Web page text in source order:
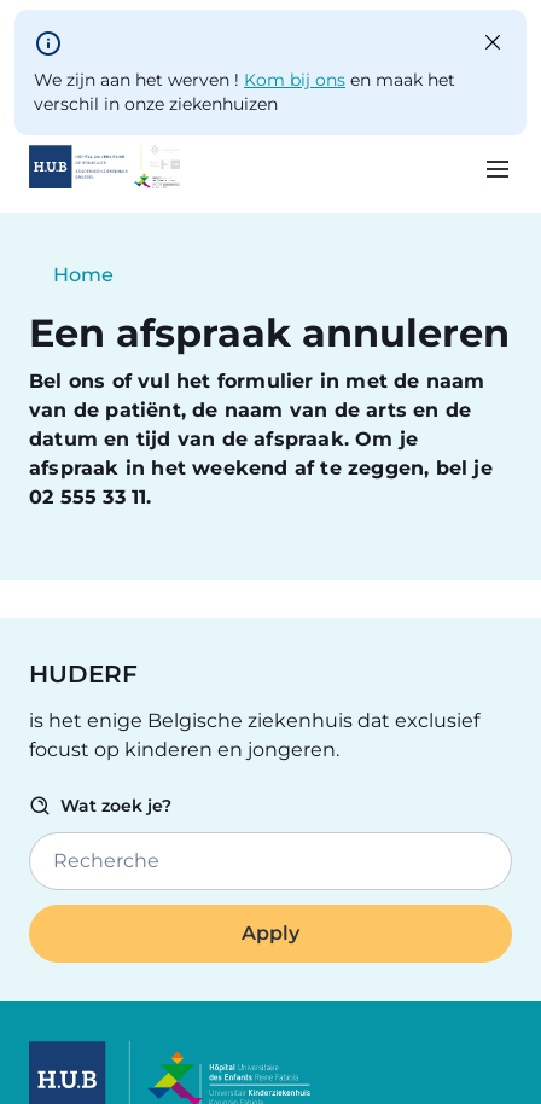
Skip to main content
We zijn aan het werven ! Kom bij ons en maak het
verschil in onze ziekenhuizen
content
Breadcrumb
Home
Een afspraak annuleren
Bel ons of vul het formulier in met de naam
van de patiënt, de naam van de arts en de
datum en tijd van de afspraak. Om je
afspraak in het weekend af te zeggen, bel je
02 555 33 11.
HUDERF
is het enige Belgische ziekenhuis dat exclusief
focust op kinderen en jongeren.
Wat zoek je?
Recherche